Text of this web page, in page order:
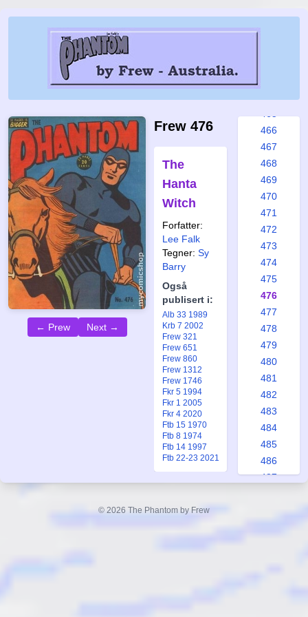
← Prew Next →
Frew 476
The
Hanta
Witch
Forfatter:
Lee Falk
Tegner: Sy
Barry
Også
publisert i:
Alb 33 1989
Krb 7 2002
Frew 321
Frew 651
Frew 860
Frew 1312
Frew 1746
Fkr 5 1994
Fkr 1 2005
Fkr 4 2020
Ftb 15 1970
Ftb 8 1974
Ftb 14 1997
Ftb 22-23 2021
459
466
467
468
469
470
471
472
473
474
475
476
477
478
479
480
481
482
483
484
485
486
487
© 2026 The Phantom by Frew